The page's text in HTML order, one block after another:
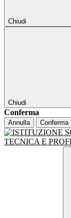
Chiudi
Chiudi
Conferma
Annulla Conferma